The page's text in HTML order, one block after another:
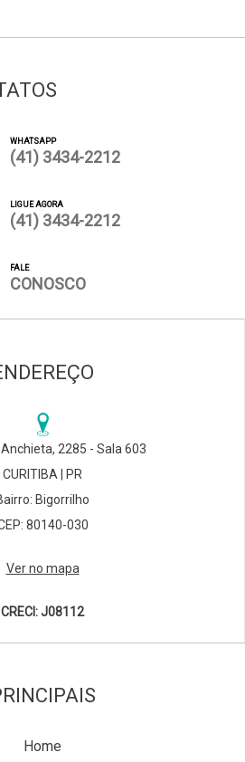
WHATSAPP
(41) 3434-2212
LIGUE AGORA
(41) 3434-2212
FALE
CONOSCO
2285 - Sala 603
CURITIBA | PR
Bigorrilho
80140-030
Ver no mapa
CRECI: J08112
Home